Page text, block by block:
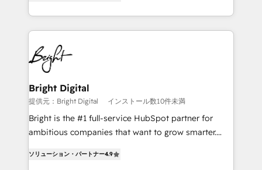
companies. We are woman-owned, powered by
coffee, and we ❤️ dogs. We produce award-winning
work for our clients. 🏆2023 Technical Expertise
Impact Award 🏆2022 Technical Expertise Impact
Award 🏆2022 Platform Migration Excellence Impact
Award 🏆2020 Elite Solutions Partner 🏆2019
Integrations HubSpot Impact Award 🏆2019
Marketing Enablement HubSpot Impact Award 🏆
2018 Website Design HubSpot Impact Award 🏆2017
Growth-Driven Design Agency of the Year 🏆2016
Bright Digital
提供元：Bright Digital インストール数10件未満
Bright is the #1 full-service HubSpot partner for
ambitious companies that want to grow smarter.
developing a new website to lead generation and
ソリューション・パートナー4.9